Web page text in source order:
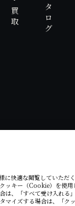
-カタログ
に快適な閲覧していただ
ッキー（Cookie）を使用
は、「すべて受け入れる
マイズする場合は、「ク